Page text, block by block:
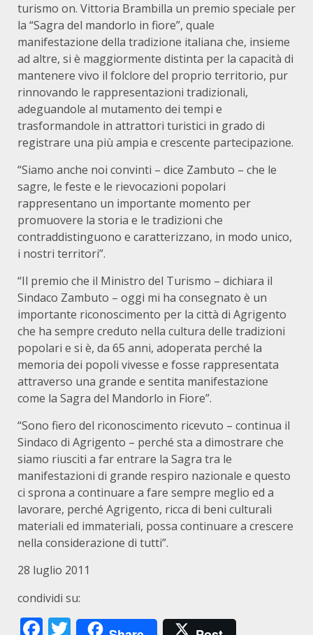
turismo on. Vittoria Brambilla un premio speciale per
la “Sagra del mandorlo in fiore”, quale
manifestazione della tradizione italiana che, insieme
ad altre, si è maggiormente distinta per la capacità di
mantenere vivo il folclore del proprio territorio, pur
rinnovando le rappresentazioni tradizionali,
adeguandole al mutamento dei tempi e
trasformandole in attrattori turistici in grado di
registrare una più ampia e crescente partecipazione.
“Siamo anche noi convinti – dice Zambuto – che le
sagre, le feste e le rievocazioni popolari
rappresentano un importante momento per
promuovere la storia e le tradizioni che
contraddistinguono e caratterizzano, in modo unico,
i nostri territori”.
“Il premio che il Ministro del Turismo – dichiara il
Sindaco Zambuto – oggi mi ha consegnato è un
importante riconoscimento per la città di Agrigento
che ha sempre creduto nella cultura delle tradizioni
popolari e si è, da 65 anni, adoperata perché la
memoria dei popoli vivesse e fosse rappresentata
attraverso una grande e sentita manifestazione
come la Sagra del Mandorlo in Fiore”.
“Sono fiero del riconoscimento ricevuto – continua il
Sindaco di Agrigento – perché sta a dimostrare che
siamo riusciti a far entrare la Sagra tra le
manifestazioni di grande respiro nazionale e questo
ci sprona a continuare a fare sempre meglio ed a
lavorare, perché Agrigento, ricca di beni culturali
materiali ed immateriali, possa continuare a crescere
nella considerazione di tutti”.
28 luglio 2011
condividi su:
Facebook
Twitter